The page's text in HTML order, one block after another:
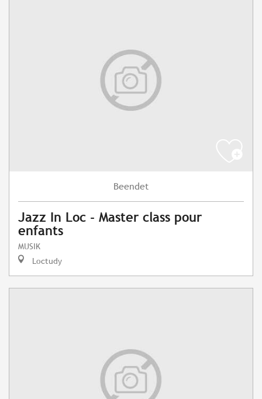
Beendet
Jazz In Loc - Master class pour
enfants
MUSIK
Loctudy